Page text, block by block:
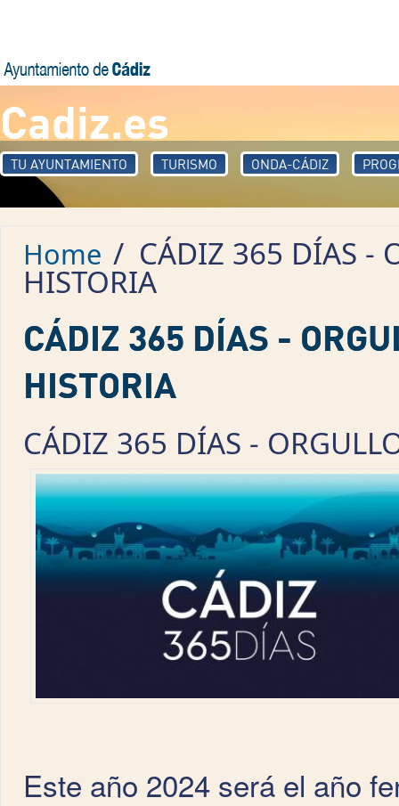
Cadiz.es
TU AYUNTAMIENTO TURISMO ONDA-CÁDIZ
Home / CÁDIZ 365 DÍAS -
HISTORIA
CÁDIZ 365 DÍAS -
HISTORIA
CÁDIZ 365 DÍAS -
Este año 2024 será el año